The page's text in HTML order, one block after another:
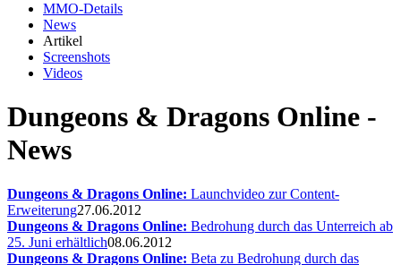
MMO-Details
News
Artikel
Screenshots
Videos
Dungeons & Dragons Online -
News
Dungeons & Dragons Online: Launchvideo zur Content-
Erweiterung27.06.2012
Dungeons & Dragons Online: Bedrohung durch das Unterreich ab
25. Juni erhältlich08.06.2012
Dungeons & Dragons Online: Beta zu Bedrohung durch das